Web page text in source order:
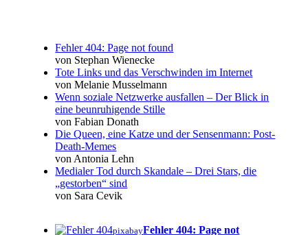
Fehler 404: Page not found
von Stephan Wienecke
Tote Links und das Verschwinden im Internet
von Melanie Musselmann
Wenn soziale Netzwerke ausfallen – Der Blick in
eine beunruhigende Stille
von Fabian Donath
Die Queen, eine Katze und der Sensenmann: Post-
Death-Memes
von Antonia Lehn
Medialer Tod durch Skandale – Drei Stars, die
„gestorben“ sind
von Sara Cevik
pixabayFehler 404: Page not